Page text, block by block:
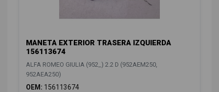
MANETA EXTERIOR TRASERA IZQUIERDA
156113674
ALFA ROMEO GIULIA (952_) 2.2 D (952AEM250,
952AEA250)
OEM: 156113674